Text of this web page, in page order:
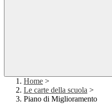
Home >
Le carte della scuola >
Piano di Miglioramento